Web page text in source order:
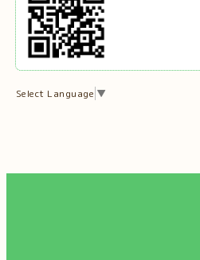
Select Language ▼